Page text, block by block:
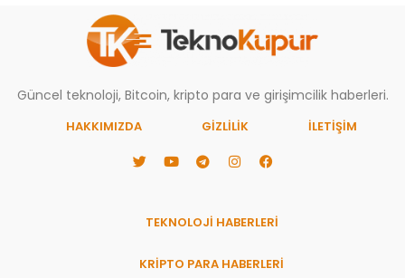
Güncel teknoloji, Bitcoin, kripto para ve girişimcilik haberleri.
HAKKIMIZDA GIZLILIK İLETİŞİM
TEKNOLOJİ HABERLERİ
KRİPTO PARA HABERLERİ